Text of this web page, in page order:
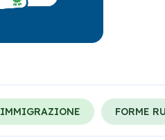
IMMIGRAZIONE FORME